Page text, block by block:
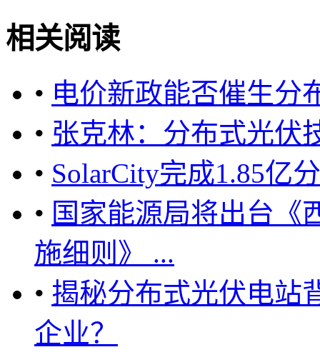
相关阅读
• 电价新政能否催生分
• 张克林：分布式光伏
• SolarCity完成1.85亿
• 国家能源局将出台《
施细则》 ...
• 揭秘分布式光伏电站
企业？